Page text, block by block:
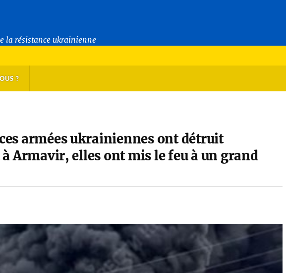
la résistance ukrainienne
?
armées ukrainiennes ont détruit
Armavir, elles ont mis le feu à un grand